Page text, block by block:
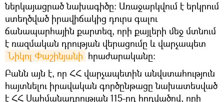
ներկայացրած նախագիծը։ Առաջարկվում է երկրում
ստեղծված իրավիճակից դուրս գալու
ճանապարհային քարտեզ, որի քայլերի մեջ մտնում
է ռազմական դրության վերացումը և վարչապետ
Նիկոլ Փաշինյանի հրաժարականը։
Բանն այն է, որ ՀՀ վարչապետին անվստահություն
հայտնելու իրավական գործընթացը նախատեսված
է ՀՀ Սահմանադրության 115-րդ հոդվածով, որի